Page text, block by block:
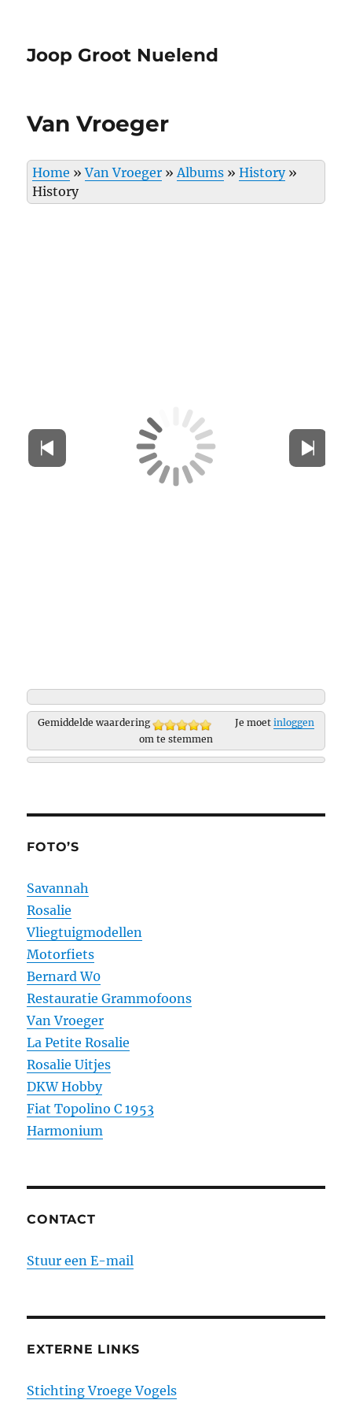
Joop Groot Nuelend
Van Vroeger
Home »Van Vroeger »Albums »History»
History
Gemiddelde waardering Je moet inloggen
om te stemmen
FOTO’S
Savannah
Rosalie
Vliegtuigmodellen
Motorfiets
Bernard W0
Restauratie Grammofoons
Van Vroeger
La Petite Rosalie
Rosalie Uitjes
DKW Hobby
Fiat Topolino C 1953
Harmonium
CONTACT
Stuur een E-mail
EXTERNE LINKS
Stichting Vroege Vogels